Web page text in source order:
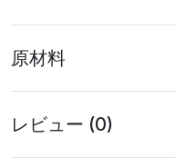
原材料
レビュー (0)